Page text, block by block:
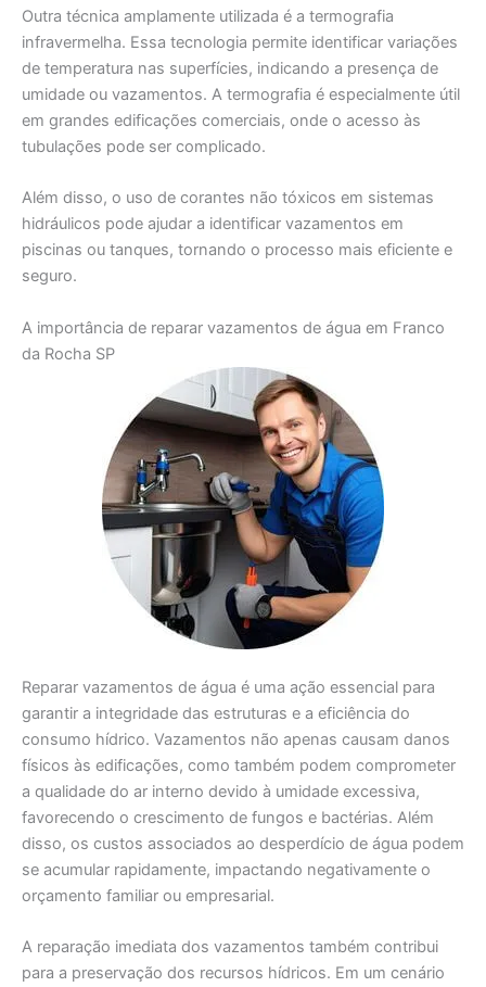
Outra técnica amplamente utilizada é a termografia
infravermelha. Essa tecnologia permite identificar variações
de temperatura nas superfícies, indicando a presença de
umidade ou vazamentos. A termografia é especialmente útil
em grandes edificações comerciais, onde o acesso às
tubulações pode ser complicado.
Além disso, o uso de corantes não tóxicos em sistemas
hidráulicos pode ajudar a identificar vazamentos em
piscinas ou tanques, tornando o processo mais eficiente e
seguro.
A importância de reparar vazamentos de água em Franco
da Rocha SP
Reparar vazamentos de água é uma ação essencial para
garantir a integridade das estruturas e a eficiência do
consumo hídrico. Vazamentos não apenas causam danos
físicos às edificações, como também podem comprometer
a qualidade do ar interno devido à umidade excessiva,
favorecendo o crescimento de fungos e bactérias. Além
disso, os custos associados ao desperdício de água podem
se acumular rapidamente, impactando negativamente o
orçamento familiar ou empresarial.
A reparação imediata dos vazamentos também contribui
para a preservação dos recursos hídricos. Em um cenário